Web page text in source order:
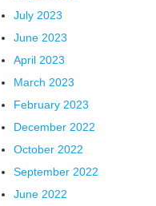
July 2023
June 2023
April 2023
March 2023
February 2023
December 2022
October 2022
September 2022
June 2022